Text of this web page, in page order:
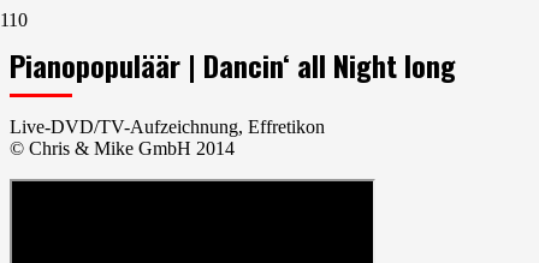
Pianopopuläär | Dancin‘ all Night long
Live-DVD/TV-Aufzeichnung, Effretikon
© Chris & Mike GmbH 2014